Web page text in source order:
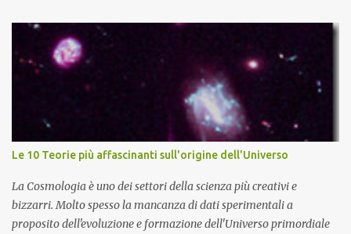
Le 10 Teorie più affascinanti sull'origine dell'Universo
La Cosmologia è uno dei settori della scienza più creativi e
bizzarri. Molto spesso la mancanza di dati sperimentali a
proposito dell'evoluzione e formazione dell'Universo primordiale